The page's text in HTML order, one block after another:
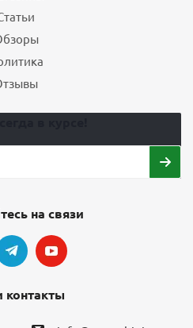
на связи